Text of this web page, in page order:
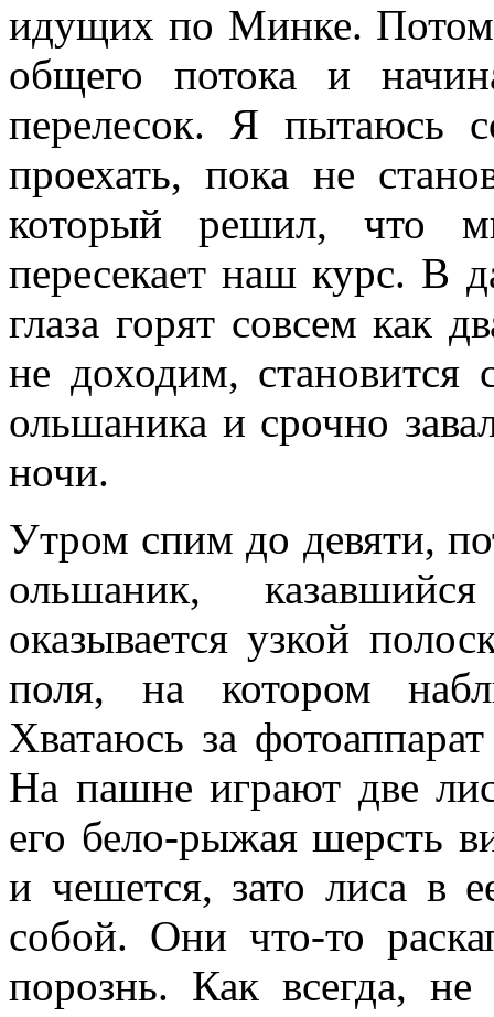
идущих по Минке. Потом
общего потока и
перелесок. Я пытаюсь
проехать, пока не
который решил, что
пересекает наш курс. В
глаза горят совсем как
не доходим,
ольшаника и срочно
ночи.
Утром спим до девяти,
ольшаник,
оказывается узкой
поля, на котором
Хватаюсь за
На пашне играют две
его бело-рыжая шерсть
и чешется, зато лиса в
собой. Они что-то
порознь. Как всегда, не